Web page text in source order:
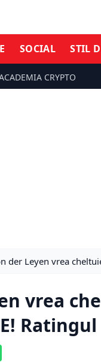
SOCIAL STIL
CRYPTO
der Leyen vrea
vrea